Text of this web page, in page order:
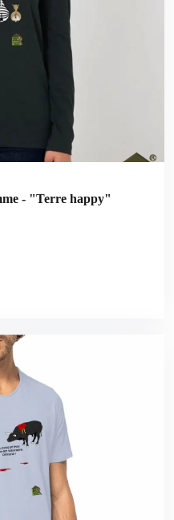
- "Terre happy"